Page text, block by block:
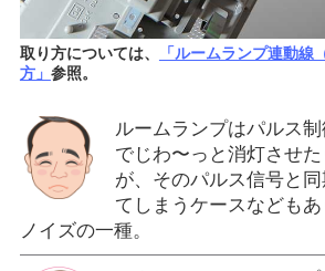
取り方については、
「ルームランプ連動線
方」 参照。
ルームランプはパルス制
でじわ〜っと消灯させ
が、そのパルス信号と
てしまうケースなども
ノイズの一種。